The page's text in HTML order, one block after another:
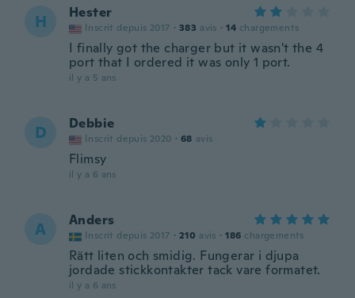
H Hester
Inscrit depuis 2017 · 383 avis · 14 chargements
I finally got the charger but it wasn't the 4
port that I ordered it was only 1 port.
il y a 5 ans
D Debbie
Inscrit depuis 2020 · 68 avis
Flimsy
il y a 6 ans
A Anders
Inscrit depuis 2017 · 210 avis · 186 chargements
Rätt liten och smidig. Fungerar i djupa
jordade stickkontakter tack vare formatet.
il y a 6 ans